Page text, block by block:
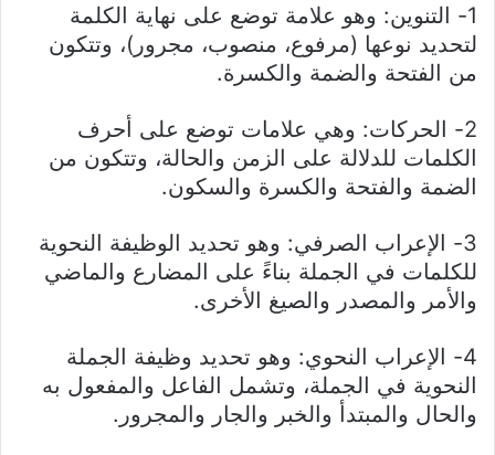
1- التنوين: وهو علامة توضع على نهاية الكلمة
لتحديد نوعها (مرفوع، منصوب، مجرور)، وتتكون
من الفتحة والضمة والكسرة.
2- الحركات: وهي علامات توضع على أحرف
الكلمات للدلالة على الزمن والحالة، وتتكون من
الضمة والفتحة والكسرة والسكون.
3- الإعراب الصرفي: وهو تحديد الوظيفة النحوية
للكلمات في الجملة بناءً على المضارع والماضي
والأمر والمصدر والصيغ الأخرى.
4- الإعراب النحوي: وهو تحديد وظيفة الجملة
النحوية في الجملة، وتشمل الفاعل والمفعول به
والحال والمبتدأ والخبر والجار والمجرور.